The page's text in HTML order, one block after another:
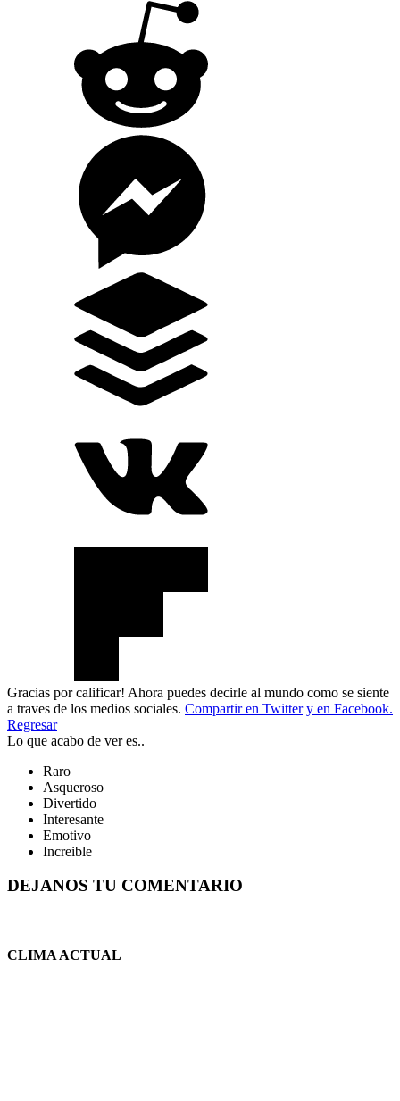
Gracias por calificar! Ahora puedes decirle al mundo como se siente
a traves de los medios sociales. Compartir en Twitter y en Facebook.
Regresar
Lo que acabo de ver es..
Raro
Asqueroso
Divertido
Interesante
Emotivo
Increible
DEJANOS TU COMENTARIO
CLIMA ACTUAL